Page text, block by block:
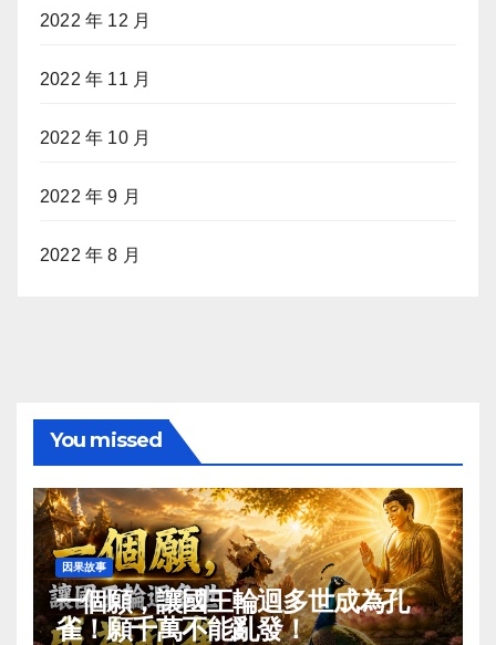
2022 年 12 月
2022 年 11 月
2022 年 10 月
2022 年 9 月
2022 年 8 月
You missed
因果故事
一個願，讓國王輪迴多世成為孔
雀！願千萬不能亂發！